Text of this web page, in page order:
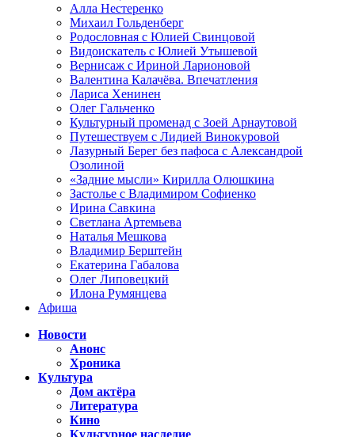
Алла Нестеренко
Михаил Гольденберг
Родословная с Юлией Свинцовой
Видоискатель с Юлией Утышевой
Вернисаж с Ириной Ларионовой
Валентина Калачёва. Впечатления
Лариса Хенинен
Олег Гальченко
Культурный променад с Зоей Арнаутовой
Путешествуем с Лидией Винокуровой
Лазурный Берег без пафоса с Александрой
Озолиной
«Задние мысли» Кирилла Олюшкина
Застолье с Владимиром Софиенко
Ирина Савкина
Светлана Артемьева
Наталья Мешкова
Владимир Берштейн
Екатерина Габалова
Олег Липовецкий
Илона Румянцева
Афиша
Новости
Анонс
Хроника
Культура
Дом актёра
Литература
Кино